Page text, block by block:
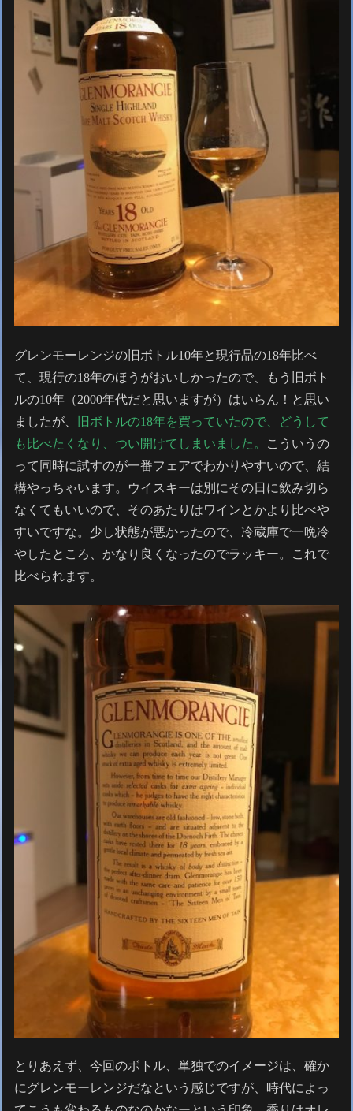
グレンモーレンジの旧ボトル10年と現行品の18年比べ
て、現行の18年のほうがおいしかったので、もう旧ボト
ルの10年（2000年代だと思いますが）はいらん！と思い
ましたが、
旧ボトルの18年を買っていたので、どうして
も比べたくなり、つい開けてしまいました。
こういうの
って同時に試すのが一番フェアでわかりやすいので、結
構やっちゃいます。ウイスキーは別にその日に飲み切ら
なくてもいいので、そのあたりはワインとかより比べや
すいですな。少し状態が悪かったので、冷蔵庫で一晩冷
やしたところ、かなり良くなったのでラッキー。これで
比べられます。
とりあえず、今回のボトル、単独でのイメージは、確か
にグレンモーレンジだなという感じですが、時代によっ